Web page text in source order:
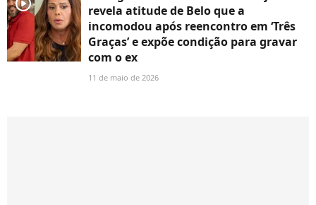
revela atitude de Belo que a
incomodou após reencontro em ‘Três
Graças’ e expõe condição para gravar
com o ex
11 de maio de 2026